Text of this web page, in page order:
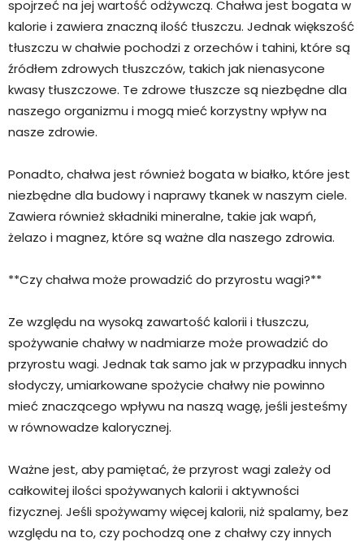
spojrzeć na jej wartość odżywczą. Chałwa jest bogata w
kalorie i zawiera znaczną ilość tłuszczu. Jednak większość
tłuszczu w chałwie pochodzi z orzechów i tahini, które są
źródłem zdrowych tłuszczów, takich jak nienasycone
kwasy tłuszczowe. Te zdrowe tłuszcze są niezbędne dla
naszego organizmu i mogą mieć korzystny wpływ na
nasze zdrowie.
Ponadto, chałwa jest również bogata w białko, które jest
niezbędne dla budowy i naprawy tkanek w naszym ciele.
Zawiera również składniki mineralne, takie jak wapń,
żelazo i magnez, które są ważne dla naszego zdrowia.
**Czy chałwa może prowadzić do przyrostu wagi?**
Ze względu na wysoką zawartość kalorii i tłuszczu,
spożywanie chałwy w nadmiarze może prowadzić do
przyrostu wagi. Jednak tak samo jak w przypadku innych
słodyczy, umiarkowane spożycie chałwy nie powinno
mieć znaczącego wpływu na naszą wagę, jeśli jesteśmy
w równowadze kalorycznej.
Ważne jest, aby pamiętać, że przyrost wagi zależy od
całkowitej ilości spożywanych kalorii i aktywności
fizycznej. Jeśli spożywamy więcej kalorii, niż spalamy, bez
względu na to, czy pochodzą one z chałwy czy innych